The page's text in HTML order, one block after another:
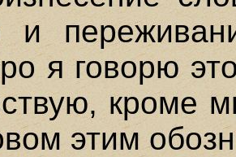
и
я говорю
кроме
этим